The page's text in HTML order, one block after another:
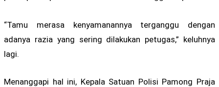
“Tamu merasa kenyamanannya terganggu dengan
adanya razia yang sering dilakukan petugas,” keluhnya
lagi.
Menanggapi hal ini, Kepala Satuan Polisi Pamong Praja